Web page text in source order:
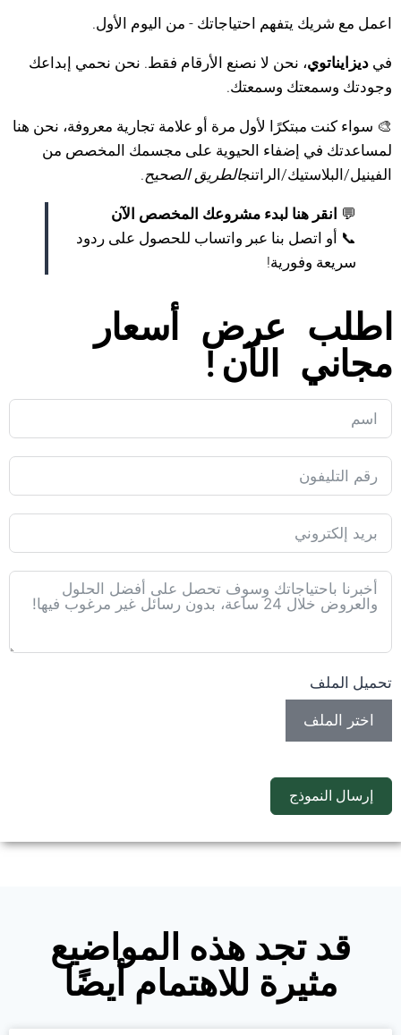
اعمل مع شريك يتفهم احتياجاتك - من اليوم الأول.
في ديزايناتوي، نحن لا نصنع الأرقام فقط. نحن نحمي إبداعك
وجودتك وسمعتك وسمعتك.
🎨 سواء كنت مبتكرًا لأول مرة أو علامة تجارية معروفة، نحن هنا
لمساعدتك في إضفاء الحيوية على مجسمك المخصص من
الفينيل/البلاستيك/الراتنجالطريق الصحيح.
💬 انقر هنا لبدء مشروعك المخصص الآن
📞 أو اتصل بنا عبر واتساب للحصول على ردود
سريعة وفورية!
اطلب عرض أسعار
مجاني الآن!
تحميل الملف
اختر الملف
إرسال النموذج
قد تجد هذه المواضيع
مثيرة للاهتمام أيضًا